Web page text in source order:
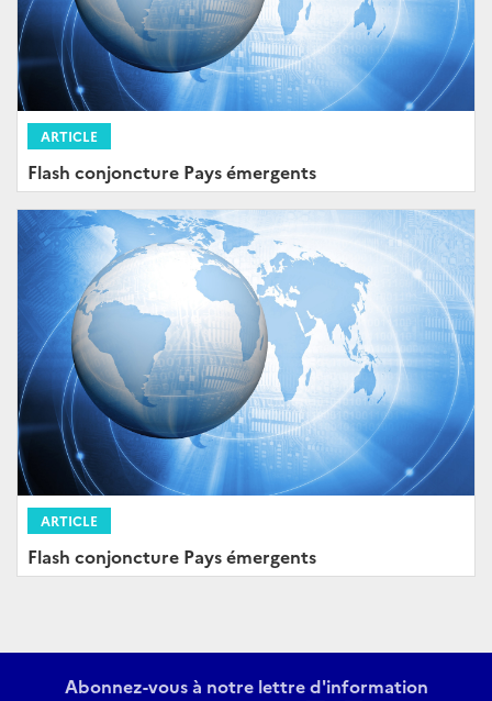
ARTICLE
Flash conjoncture Pays émergents
ARTICLE
Flash conjoncture Pays émergents
Abonnez-vous à notre lettre d'information